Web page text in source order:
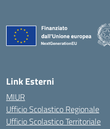
Link Esterni
MIUR
Ufficio Scolastico Regionale
Ufficio Scolastico Territoriale